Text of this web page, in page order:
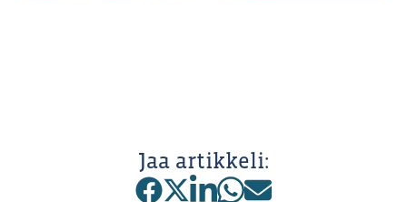
Jaa artikkeli: